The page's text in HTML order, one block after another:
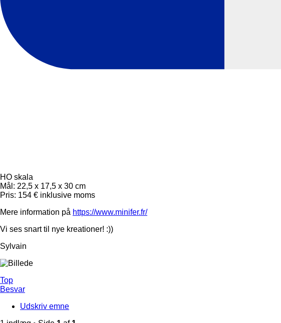
HO skala
Mål: 22,5 x 17,5 x 30 cm
Pris: 154 € inklusive moms
Mere information på https://www.minifer.fr/
Vi ses snart til nye kreationer! :))
Sylvain
Top
Besvar
Udskriv emne